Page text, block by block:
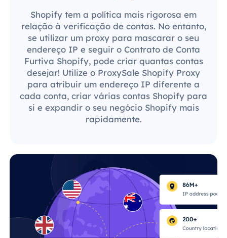
Shopify tem a política mais rigorosa em
relação à verificação de contas. No entanto,
se utilizar um proxy para mascarar o seu
endereço IP e seguir o Contrato de Conta
Furtiva Shopify, pode criar quantas contas
desejar! Utilize o ProxySale Shopify Proxy
para atribuir um endereço IP diferente a
cada conta, criar várias contas Shopify para
si e expandir o seu negócio Shopify mais
rapidamente.